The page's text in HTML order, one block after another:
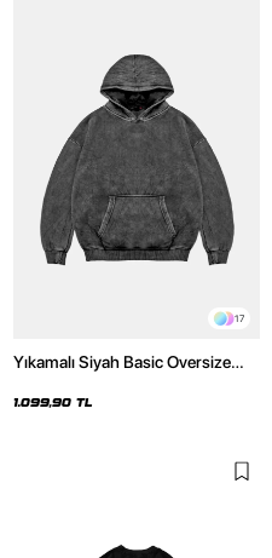
17
Yıkamalı Siyah Basic Oversize
1.099,90 TL